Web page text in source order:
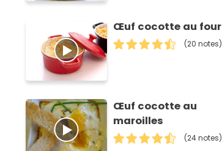
Œuf cocotte au four
(20 notes)
Œuf cocotte au
maroilles
(24 notes)